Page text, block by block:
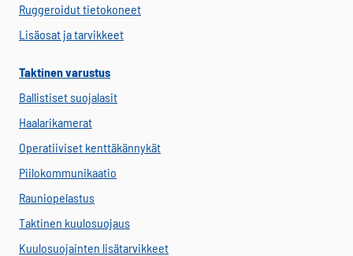
Ruggeroidut tietokoneet
Lisäosat ja tarvikkeet
Taktinen varustus
Ballistiset suojalasit
Haalarikamerat
Operatiiviset kenttäkännykät
Piilokommunikaatio
Rauniopelastus
Taktinen kuulosuojaus
Kuulosuojainten lisätarvikkeet